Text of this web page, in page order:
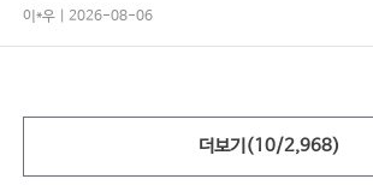
이*우 | 2026-08-06
더보기(10/2,968)